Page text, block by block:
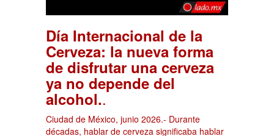
Día Internacional de la
Cerveza: la nueva forma
de disfrutar una cerveza
ya no depende del
alcohol..
Ciudad de México, junio 2026.- Durante
décadas, hablar de cerveza significaba hablar